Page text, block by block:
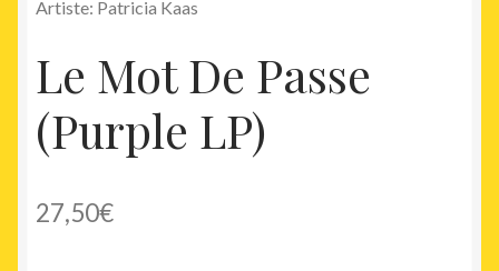
Artiste: Patricia Kaas
Le Mot De Passe
(Purple LP)
27,50€